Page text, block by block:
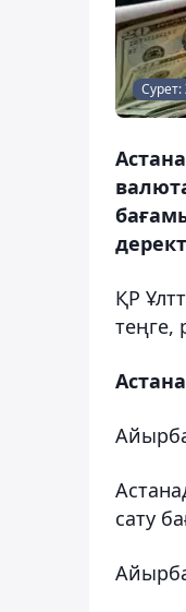
Сурет:
ҚР
теңге,
Астана
сату